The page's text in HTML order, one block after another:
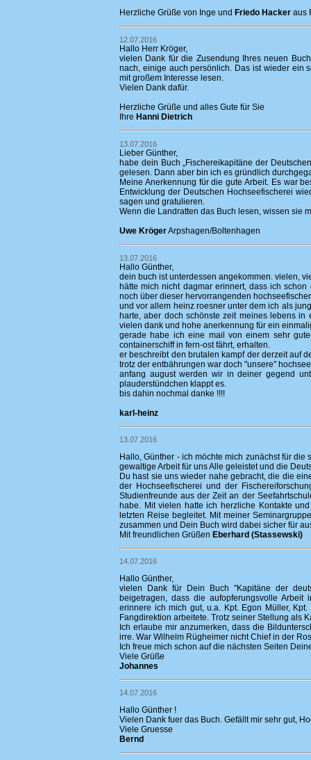
Herzliche Grüße von Inge und Friedo Hacker aus
12.07.2016
Hallo Herr Kröger,
vielen Dank für die Zusendung Ihres neuen
nach, einige auch persönlich. Das ist wieder ein
mit großem Interesse lesen.
Vielen Dank dafür.
Herzliche Grüße und alles Gute für Sie
Ihre Hanni Dietrich
13.07.2016
Lieber Günther,
habe dein Buch „Fischereikapitäne der
gelesen. Dann aber bin ich es gründlich
Meine Anerkennung für die gute Arbeit. Es war
Entwicklung der Deutschen Hochseefischerei
sagen und gratulieren.
Wenn die Landratten das Buch lesen, wissen sie
Uwe KrögerArpshagen/Boltenhagen
13.07.2016
Hallo Günther,
dein buch ist unterdessen angekommen. vielen,
hätte mich nicht dagmar erinnert, dass ich
noch über dieser hervorrangenden
und vor allem heinz roesner unter dem ich als
harte, aber doch schönste zeit meines lebens
vielen dank und hohe anerkennung für ein
gerade habe ich eine mail von einem sehr
containerschiff in fern-ost fährt, erhalten.
er beschreibt den brutalen kampf der derzeit auf
trotz der entbährungen war doch "unsere"
anfang august werden wir in deiner gegend
plauderstündchen klappt es.
bis dahin nochmal danke !!!!
karl-heinz
13.07.2016
Hallo, Günther - ich möchte mich zunächst für
gewaltige Arbeit für uns Alle geleistet und die
Du hast sie uns wieder nahe gebracht, die die
der Hochseefischerei und der
Studienfreunde aus der Zeit an der
habe. Mit vielen hatte ich herzliche Kontakte
letzten Reise begleitet. Mit meiner
zusammen und Dein Buch wird dabei sicher für
Mit freundlichen Grüßen Eberhard (Stassewski)
14.07.2016
Hallo Günther,
vielen Dank für Dein Buch "Kapitäne der
beigetragen, dass die aufopferungsvolle
erinnere ich mich gut, u.a. Kpt. Egon Müller,
Fangdirektion arbeitete. Trotz seiner Stellung als
Ich erlaube mir anzumerken, dass die
irre. War Wilhelm Rügheimer nicht Chief in der
Ich freue mich schon auf die nächsten Seiten
Viele Grüße
Johannes
14.07.2016
Hallo Günther !
Vielen Dank fuer das Buch. Gefällt mir sehr gut,
Viele Gruesse
Bernd